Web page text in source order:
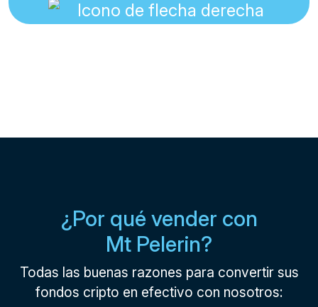
¿Por qué vender con
Mt Pelerin?
Todas las buenas razones para convertir sus
fondos cripto en efectivo con nosotros: